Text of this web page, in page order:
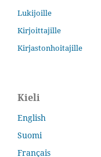
Lukijoille
Kirjoittajille
Kirjastonhoitajille
Kieli
English
Suomi
Français